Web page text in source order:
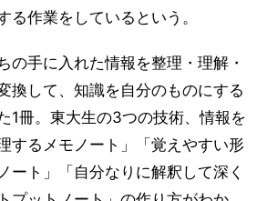
る作業をしているという。
の手に入れた情報を整理・理解・
換して、知識を自分のものにする
1冊。東大生の3つの技術、情報を
するメモノート」「覚えやすい形
ート」「自分なりに解釈して深く